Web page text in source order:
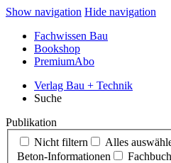
Show navigation Hide navigation
Fachwissen Bau
Bookshop
PremiumAbo
Verlag Bau + Technik
Suche
Publikation
Nicht filtern
Alles
Beton‑Informationen
Fachbuch